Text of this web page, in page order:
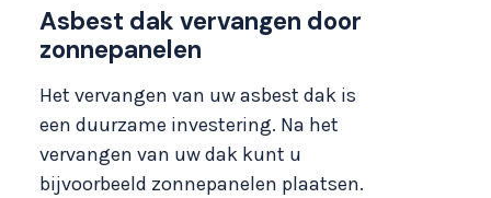
Asbest dak vervangen door
zonnepanelen
Het vervangen van uw asbest dak is
een duurzame investering. Na het
vervangen van uw dak kunt u
bijvoorbeeld zonnepanelen plaatsen.